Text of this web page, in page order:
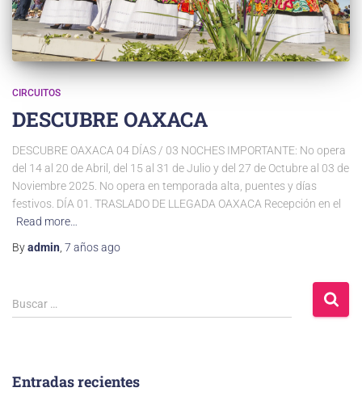
CIRCUITOS
DESCUBRE OAXACA
DESCUBRE OAXACA 04 DÍAS / 03 NOCHES IMPORTANTE: No opera
del 14 al 20 de Abril, del 15 al 31 de Julio y del 27 de Octubre al 03 de
Noviembre 2025. No opera en temporada alta, puentes y días
festivos. DÍA 01. TRASLADO DE LLEGADA OAXACA Recepción en el
Read more…
Byadmin, 7 añosago
Buscar …
Entradas recientes